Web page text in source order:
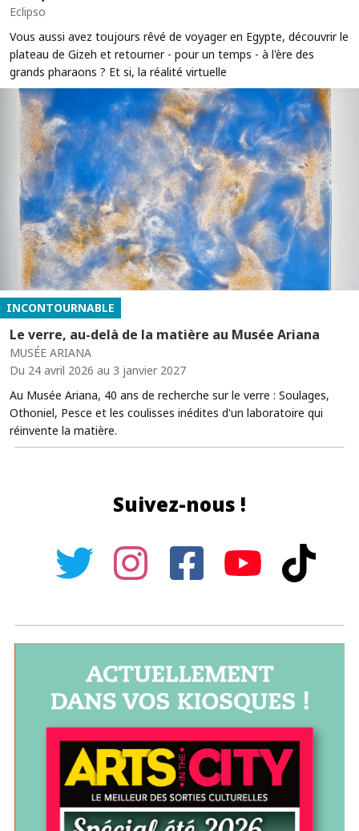
Eclipso
Vous aussi avez toujours rêvé de voyager en Egypte, découvrir le
plateau de Gizeh et retourner - pour un temps - à l'ère des
grands pharaons ? Et si, la réalité virtuelle
INCONTOURNABLE
Le verre, au-delà de la matière au Musée Ariana
MUSÉE ARIANA
Du 24 avril 2026 au 3 janvier 2027
Au Musée Ariana, 40 ans de recherche sur le verre : Soulages,
Othoniel, Pesce et les coulisses inédites d'un laboratoire qui
réinvente la matière.
Suivez-nous !